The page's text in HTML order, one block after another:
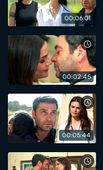
00:06:01
00:02:45
00:05:44